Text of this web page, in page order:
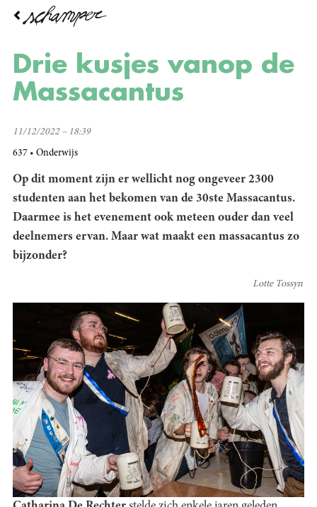
Overslaan
inhoud
gaanDrie kusjes vanop de
Massacantus
11/12/2022 – 18:39
637 Onderwijs
Op dit moment zijn er wellicht nog ongeveer 2300
studenten aan het bekomen van de 30ste Massacantus.
Daarmee is het evenement ook meteen ouder dan veel
deelnemers ervan. Maar wat maakt een massacantus zo
bijzonder?
Lotte Tossyn